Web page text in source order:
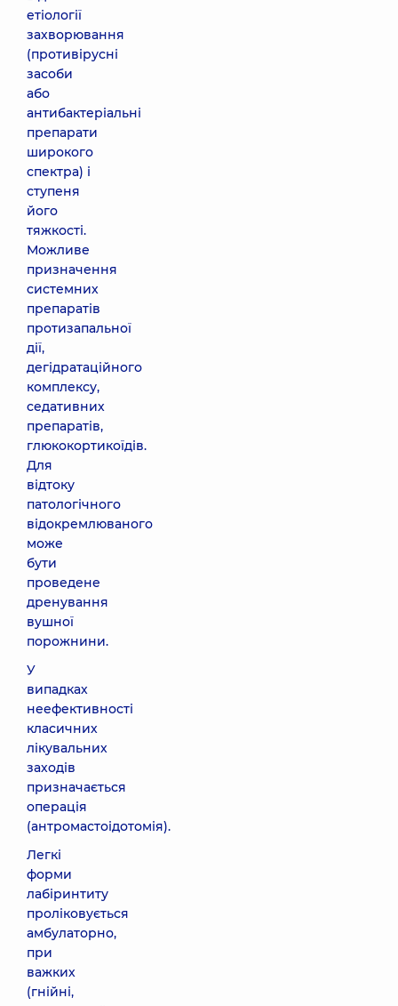
етіології
захворювання
(противірусні
засоби
або
антибактеріальні
препарати
широкого
спектра) і
ступеня
його
тяжкості.
Можливе
призначення
системних
препаратів
протизапальної
дії,
дегідратаційного
комплексу,
седативних
препаратів,
глюкокортикоїдів.
Для
відтоку
патологічного
відокремлюваного
може
бути
проведене
дренування
вушної
порожнини.
У
випадках
неефективності
класичних
лікувальних
заходів
призначається
операція
(антромастоідотомія).
Легкі
форми
лабіринтиту
проліковується
амбулаторно,
при
важких
(гнійні,